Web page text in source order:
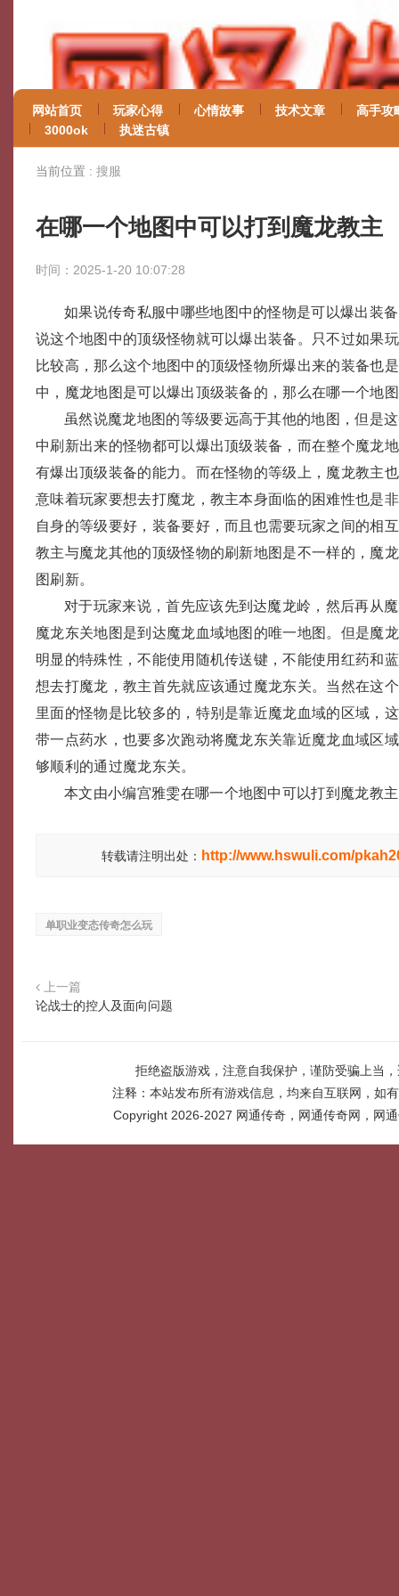
网站首页 玩家心得 心情故事 技术文章
高手攻
3000ok
执迷古镇
当前位置 : 搜服
在哪一个地图中可以打到魔龙教主
时间：2025-1-20 10:07:28
如果说传奇私服中哪些地图中的怪物是可以爆出装
说这个地图中的顶级怪物就可以爆出装备。只不过如果
比较高，那么这个地图中的顶级怪物所爆出来的装备也
中，魔龙地图是可以爆出顶级装备的，那么在哪一个地
虽然说魔龙地图的等级要远高于其他的地图，但是
中刷新出来的怪物都可以爆出顶级装备，而在整个魔龙
有爆出顶级装备的能力。而在怪物的等级上，魔龙教主
意味着玩家要想去打魔龙，教主本身面临的困难性也是
自身的等级要好，装备要好，而且也需要玩家之间的相
教主与魔龙其他的顶级怪物的刷新地图是不一样的，魔
图刷新。
对于玩家来说，首先应该先到达魔龙岭，然后再从
魔龙东关地图是到达魔龙血域地图的唯一地图。但是魔
明显的特殊性，不能使用随机传送键，不能使用红药和
想去打魔龙，教主首先就应该通过魔龙东关。当然在这
里面的怪物是比较多的，特别是靠近魔龙血域的区域，
带一点药水，也要多次跑动将魔龙东关靠近魔龙血域区
够顺利的通过魔龙东关。
本文由小编宫雅雯在哪一个地图中可以打到魔龙教主
转载请注明出处： http://www.hswuli.com/
单职业变态传奇怎么玩
上一篇
论战士的控人及面向问题
拒绝盗版游戏，注意自我保护，谨防受骗上当
注释：本站发布所有游戏信息，均来自互联网，如
Copyright 2026-2027 网通传奇，网通传奇网，网